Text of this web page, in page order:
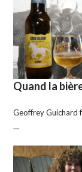
Quand la
Geoffrey Guichard
…